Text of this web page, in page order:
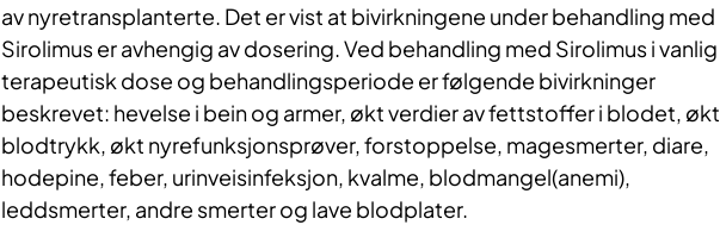
av nyretransplanterte. Det er vist at bivirkningene under behandling med
Sirolimus er avhengig av dosering. Ved behandling med Sirolimus i vanlig
terapeutisk dose og behandlingsperiode er følgende bivirkninger
beskrevet: hevelse i bein og armer, økt verdier av fettstoffer i blodet, økt
blodtrykk, økt nyrefunksjonsprøver, forstoppelse, magesmerter, diare,
hodepine, feber, urinveisinfeksjon, kvalme, blodmangel(anemi),
leddsmerter, andre smerter og lave blodplater.